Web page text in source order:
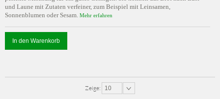
und Laune mit Zutaten verfeiner, zum Beispiel mit Leinsamen,
Sonnenblumen oder Sesam. Mehr erfahren
In den Warenkorb
Zeige: 10